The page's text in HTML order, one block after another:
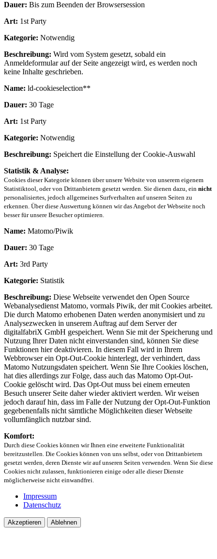
Dauer: Bis zum Beenden der Browsersession
Art: 1st Party
Kategorie: Notwendig
Beschreibung: Wird vom System gesetzt, sobald ein
Anmeldeformular auf der Seite angezeigt wird, es werden noch
keine Inhalte geschrieben.
Name: ld-cookieselection**
Dauer: 30 Tage
Art: 1st Party
Kategorie: Notwendig
Beschreibung: Speichert die Einstellung der Cookie-Auswahl
Statistik & Analyse:
Cookies dieser Kategorie können über unsere Website von unserem eigenem
Statistiktool, oder von Drittanbietern gesetzt werden. Sie dienen dazu, ein nicht
personalisiertes, jedoch allgemeines Surfverhalten auf unseren Seiten zu
erkennen. Über diese Auswertung können wir das Angebot der Webseite noch
besser für unsere Besucher optimieren.
Name: Matomo/Piwik
Dauer: 30 Tage
Art: 3rd Party
Kategorie: Statistik
Beschreibung: Diese Webseite verwendet den Open Source
Webanalysedienst Matomo, vormals Piwik, der mit Cookies arbeitet.
Die durch Matomo erhobenen Daten werden anonymisiert und zu
Analysezwecken in unserem Auftrag auf dem Server der
digitalfabriX GmbH gespeichert. Wenn Sie mit der Speicherung und
Nutzung Ihrer Daten nicht einverstanden sind, können Sie diese
Funktionen hier deaktivieren. In diesem Fall wird in Ihrem
Webbrowser ein Opt-Out-Cookie hinterlegt, der verhindert, dass
Matomo Nutzungsdaten speichert. Wenn Sie Ihre Cookies löschen,
hat dies allerdings zur Folge, dass auch das Matomo Opt-Out-
Cookie gelöscht wird. Das Opt-Out muss bei einem erneuten
Besuch unserer Seite daher wieder aktiviert werden. Wir weisen
jedoch darauf hin, dass im Falle der Nutzung der Opt-Out-Funktion
gegebenenfalls nicht sämtliche Möglichkeiten dieser Webseite
vollumfänglich nutzbar sind.
Komfort:
Durch diese Cookies können wir Ihnen eine erweiterte Funktionalität
bereitzustellen. Die Cookies können von uns selbst, oder von Drittanbietern
gesetzt werden, deren Dienste wir auf unseren Seiten verwenden. Wenn Sie diese
Cookies nicht zulassen, funktionieren einige oder alle dieser Dienste
möglicherweise nicht einwandfrei.
Impressum
Datenschutz
Akzeptieren Ablehnen